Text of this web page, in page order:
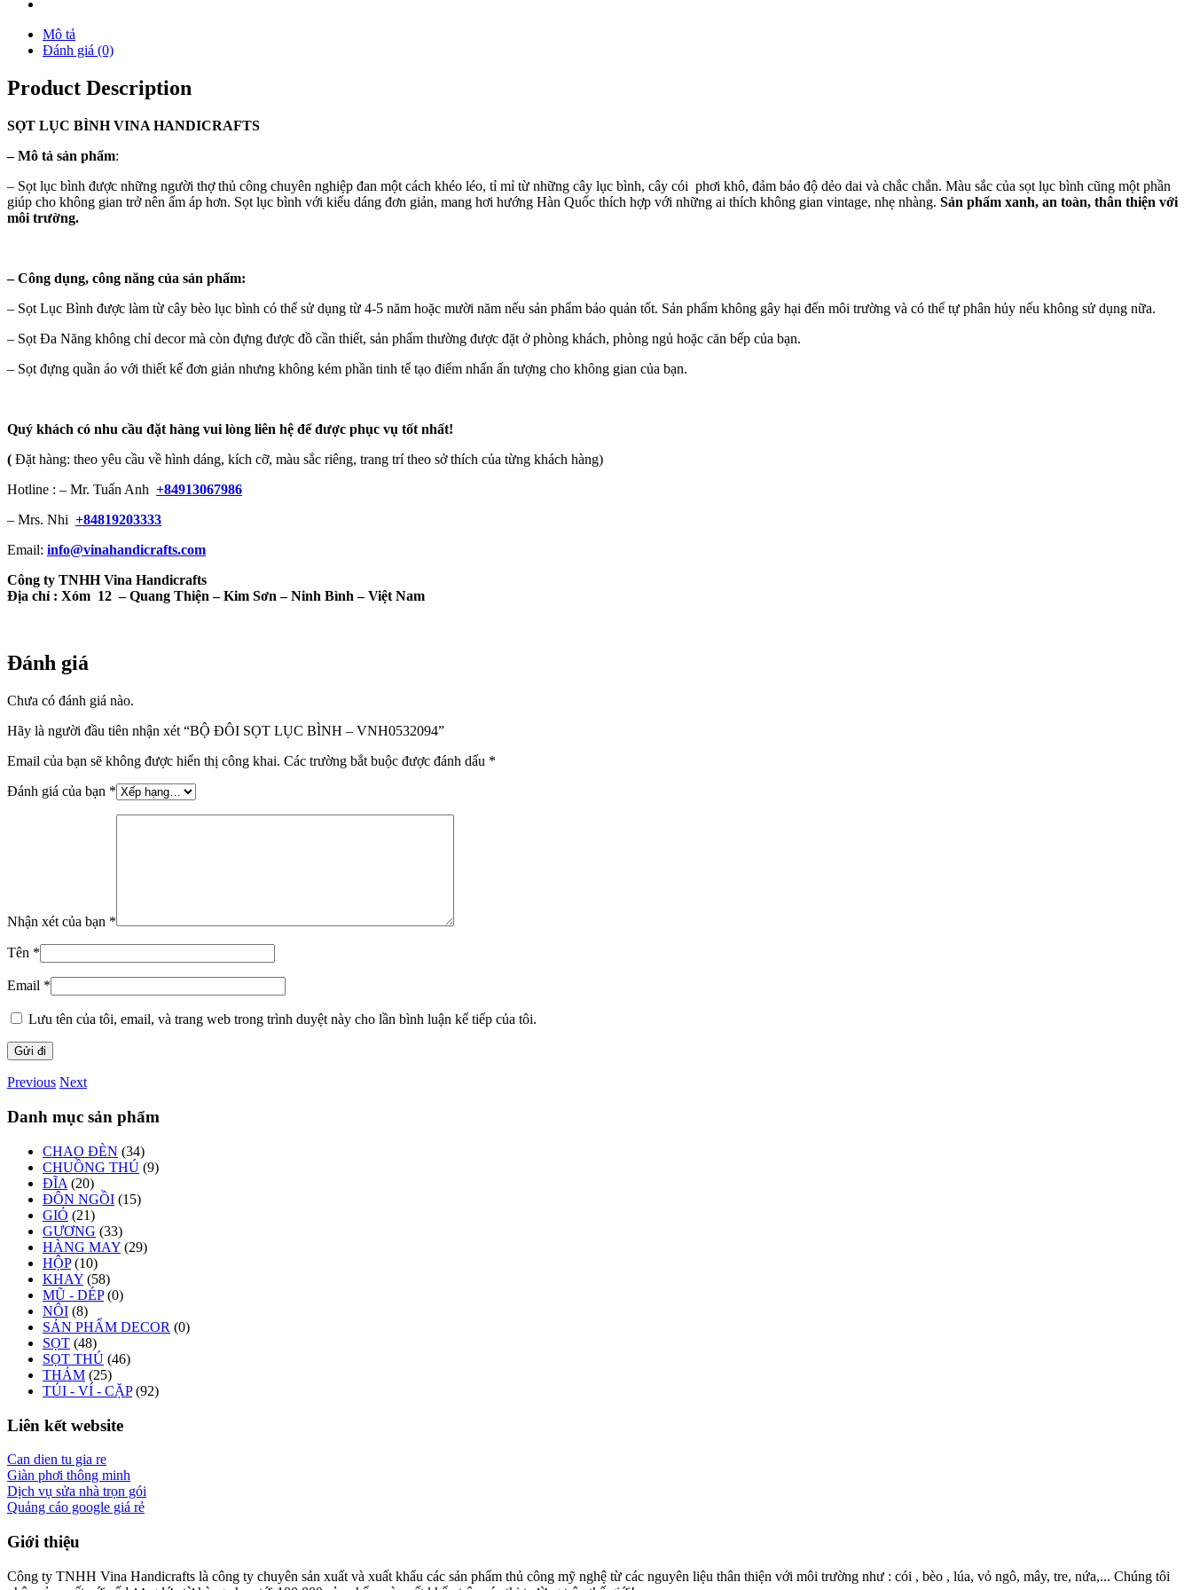
Mô tả
Đánh giá (0)
Product Description
SỌT LỤC BÌNHVINA HANDICRAFTS
–Mô tả sản phẩm:
– Sọt lục bình được những người thợ thủ công chuyên nghiệp đan một cách khéo léo, tỉ mỉ từ những cây lục bình, cây cói phơi khô, đảm bảo độ dẻo dai và chắc chắn. Màu sắc của sọt lục bình cũng một phần
giúp cho không gian trở nên ấm áp hơn. Sọt lục bình với kiểu dáng đơn giản, mang hơi hướng Hàn Quốc thích hợp với những ai thích không gian vintage, nhẹ nhàng. Sản phẩm xanh, an toàn, thân thiện với
môi trường.
–Công dụng, công năng của sản phẩm:
– Sọt Lục Bình được làm từ cây bèo lục bình có thể sử dụng từ 4-5 năm hoặc mười năm nếu sản phẩm bảo quản tốt. Sản phẩm không gây hại đến môi trường và có thể tự phân hủy nếu không sử dụng nữa.
– Sọt Đa Năng không chỉ decor mà còn đựng được đồ cần thiết, sản phẩm thường được đặt ở phòng khách, phòng ngủ hoặc căn bếp của bạn.
– Sọt đựng quần áo với thiết kế đơn giản nhưng không kém phần tinh tế tạo điểm nhấn ấn tượng cho không gian của bạn.
Quý khách có nhu cầu đặt hàng vui lòng liên hệ để được phục vụ tốt nhất!
( Đặt hàng: theo yêu cầu về hình dáng, kích cỡ, màu sắc riêng, trang trí theo sở thích của từng khách hàng)
Hotline : – Mr. Tuấn Anh +84913067986
– Mrs. Nhi +84819203333
Email: info@vinahandicrafts.com
Công ty TNHH Vina Handicrafts
Địa chỉ : Xóm 12 – Quang Thiện – Kim Sơn – Ninh Bình – Việt Nam
Đánh giá
Chưa có đánh giá nào.
Hãy là người đầu tiên nhận xét “BỘ ĐÔI SỌT LỤC BÌNH – VNH0532094”
Email của bạn sẽ không được hiển thị công khai. Các trường bắt buộc được đánh dấu *
Đánh giá của bạn *
Nhận xét của bạn *
Tên *
Email *
Lưu tên của tôi, email, và trang web trong trình duyệt này cho lần bình luận kế tiếp của tôi.
Previous Next
Danh mục sản phẩm
CHAO ĐÈN (34)
CHUỒNG THÚ (9)
ĐĨA (20)
ĐÔN NGỒI (15)
GIỎ (21)
GƯƠNG (33)
HÀNG MAY (29)
HỘP (10)
KHAY (58)
MŨ - DÉP (0)
NÔI (8)
SẢN PHẨM DECOR (0)
SỌT (48)
SỌT THÚ (46)
THẢM (25)
TÚI - VÍ - CẶP (92)
Liên kết website
Can dien tu gia re
Giàn phơi thông minh
Dịch vụ sửa nhà trọn gói
Quảng cáo google giá rẻ
Giới thiệu
Công ty TNHH Vina Handicrafts là công ty chuyên sản xuất và xuất khẩu các sản phẩm thủ công mỹ nghệ từ các nguyên liệu thân thiện với môi trường như : cói , bèo , lúa, vỏ ngô, mây, tre, nứa,... Chúng tôi